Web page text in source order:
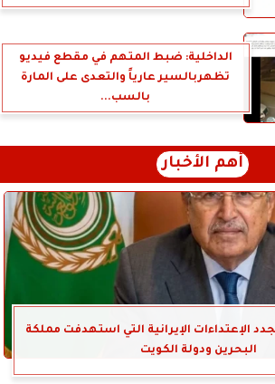
الداخلية: ضبط المتهم في مقطع فيديو
تظهربالسير عارياً والتعدى على المارة
بالسب...
أهم الأخبار
الإعتداءات الإيرانية التي استهدفت مملكة
البحرين ودولة الكويت